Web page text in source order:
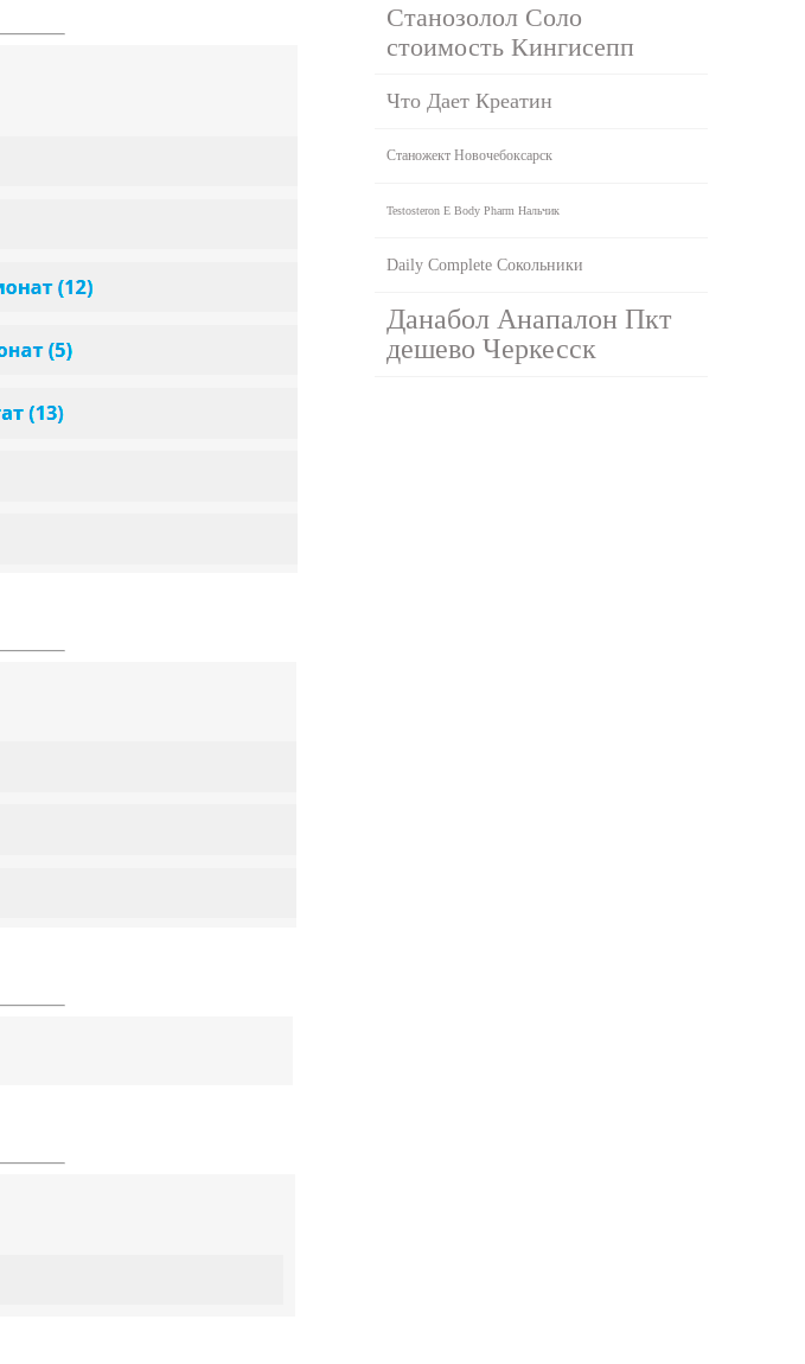
Станозолол Соло
стоимость Кингисепп
Что Дает Креатин
Станожект Новочебоксарск
Testosteron E Body Pharm Нальчик
Daily Complete Сокольники
Данабол Анапалон Пкт
дешево Черкесск